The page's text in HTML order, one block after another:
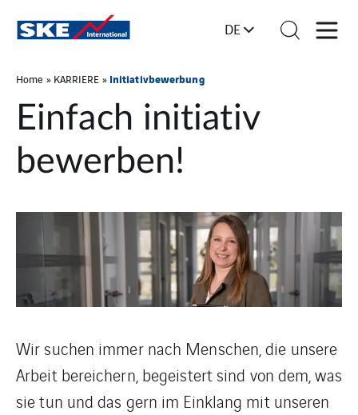
DE
Home » KARRIERE » Initiativbewerbung
Einfach initiativ
bewerben!
Wir suchen immer nach Menschen, die unsere
Arbeit bereichern, begeistert sind von dem, was
sie tun und das gern im Einklang mit unseren